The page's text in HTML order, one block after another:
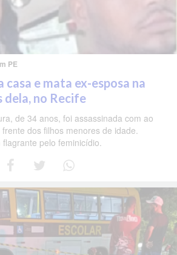
PE
casa e mata ex-esposa na
no Recife
de 34 anos, foi assassinada com ao
dos filhos menores de idade.
pelo feminicídio.